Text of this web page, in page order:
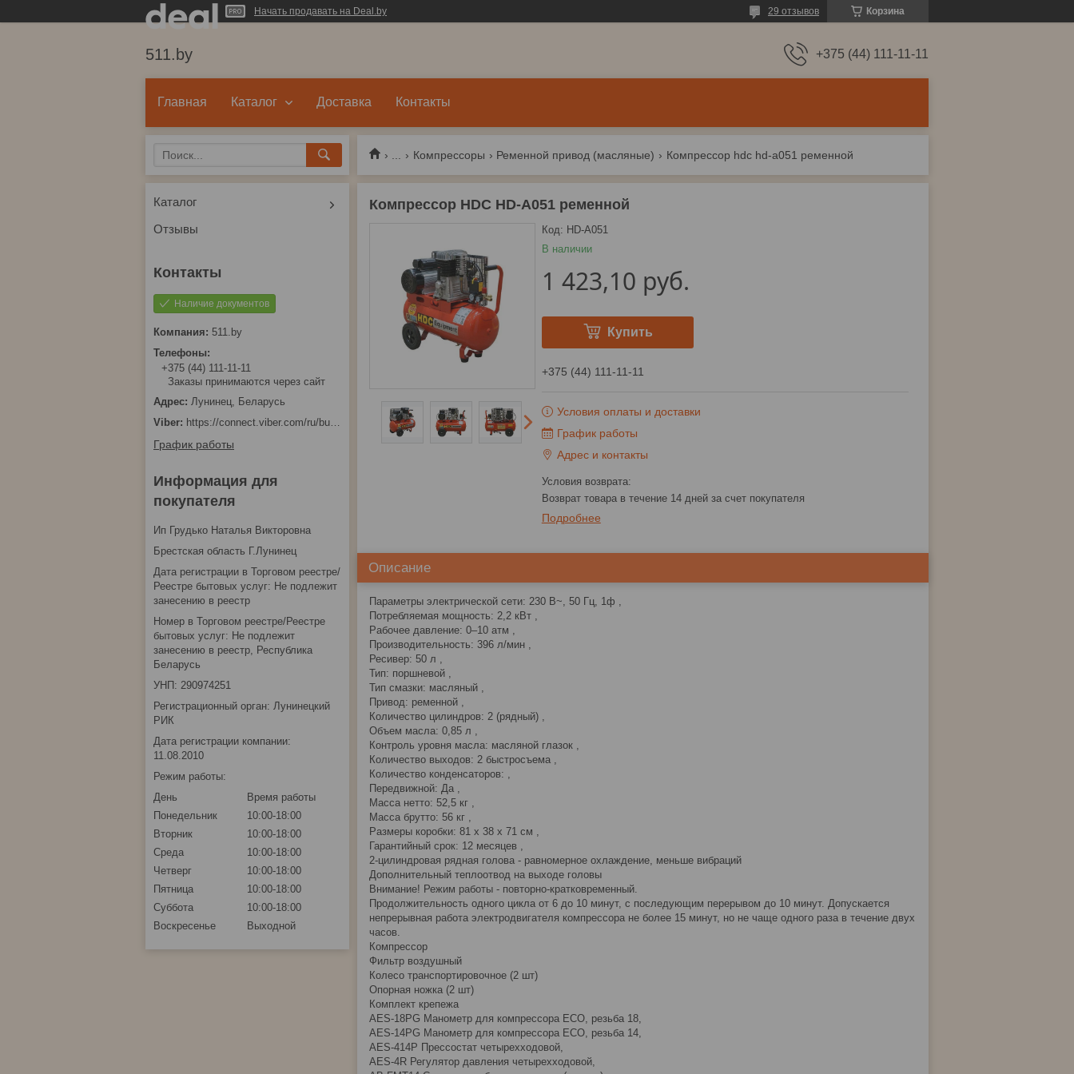
Начать продавать на Deal.by Корзина
29 отзывов
511.by +375 (44) 111-11-11
Главная Каталог Доставка Контакты
Компрессоры Ременной привод (масляные) Компрессор hdc hd-a051 ременной
Компрессор HDC HD-A051 ременной
В наличии
Код: HD-A051
1 423,10 руб.
Купить
+375 (44) 111-11-11
Условия оплаты и доставки
График работы
Адрес и контакты
возврат товара в течение 14 дней за счет покупателя
Подробнее
Описание
Параметры электрической сети: 230 В~, 50 Гц, 1ф ,
Потребляемая мощность: 2,2 кВт ,
Рабочее давление: 0–10 атм ,
Производительность: 396 л/мин ,
Ресивер: 50 л ,
Тип: поршневой ,
Тип смазки: масляный ,
Привод: ременной ,
Количество цилиндров: 2 (рядный) ,
Объем масла: 0,85 л ,
Контроль уровня масла: масляной глазок ,
Количество выxодов: 2 быстросъема ,
Количество конденсаторов: ,
Передвижной: Да ,
Масса нетто: 52,5 кг ,
Масса брутто: 56 кг ,
Размеры коробки: 81 x 38 x 71 см ,
Гарантийный срок: 12 месяцев ,
2-цилиндровая рядная голова - равномерное охлаждение, меньше вибраций
Дополнительный теплоотвод на выходе головы
Внимание! Режим работы - повторно-кратковременный.
Продолжительность одного цикла от 6 до 10 минут, с последующим перерывом до 10 минут. Допускается
непрерывная работа электродвигателя компрессора не более 15 минут, но не чаще одного раза в течение двух
часов.
Компрессор
Фильтр воздушный
Колесо транспортировочное (2 шт)
Опорная ножка (2 шт)
Комплект крепежа
AES-18PG Манометр для компрессора ECO, резьба 18,
AES-14PG Манометр для компрессора ECO, резьба 14,
AES-414P Прессостат четырехходовой,
AES-4R Регулятор давления четырехходовой,
Каталог
Отзывы
Наличие документов
511.by
+375 (44) 111-11-11
Заказы принимаются через сайт
Лунинец, Беларусь
https://connect.viber.com/ru/business/1d480fbc-bd61-11ef-8513-eab83dfd23fa
График работы
Информация для
покупателя
Ип Грудько Наталья Викторовна
Брестская область Г.Лунинец
Дата регистрации в Торговом реестре/
Реестре бытовых услуг: Не подлежит
занесению в реестр
Номер в Торговом реестре/Реестре
бытовых услуг: Не подлежит
занесению в реестр, Республика
Беларусь
УНП: 290974251
Регистрационный орган: Лунинецкий
РИК
Дата регистрации компании:
11.08.2010
Режим работы:
День
Время работы
Понедельник
10:00-18:00
Вторник
10:00-18:00
Среда
10:00-18:00
Четверг
10:00-18:00
Пятница
10:00-18:00
Суббота
10:00-18:00
Воскресенье
Выходной